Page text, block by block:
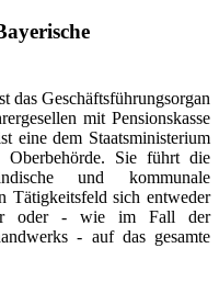
das Geschäftsführungsorgan
mit Pensionskasse
eine dem Staatsministerium
Oberbehörde. Sie führt die
und kommunale
Tätigkeitsfeld sich entweder
oder - wie im Fall der
- auf das gesamte